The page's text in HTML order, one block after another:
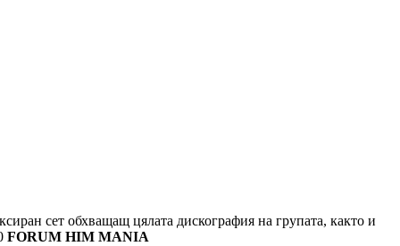
сет обхващащ цялата дискография на групата, както и
FORUM HIM MANIA